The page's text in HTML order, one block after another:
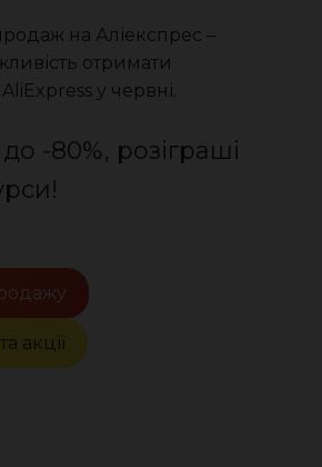
на Аліекспрес –
отримати
у червні.
-80%, розіграші
акції